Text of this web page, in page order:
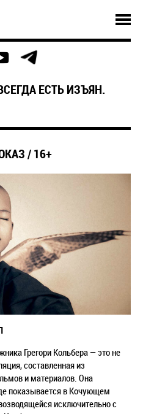
ЕСТЬ ИЗЪЯН.
/ 16+
Грегори Кольбера — это не
составленная из
и материалов. Она
показывается в Кочующем
исключительно с